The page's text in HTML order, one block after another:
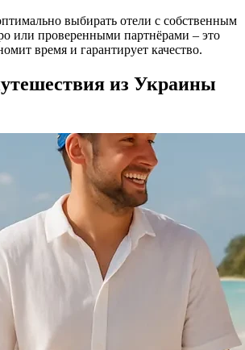
выбирать отели с собственным
или проверенными партнёрами – это
время и гарантирует качество.
из Украины